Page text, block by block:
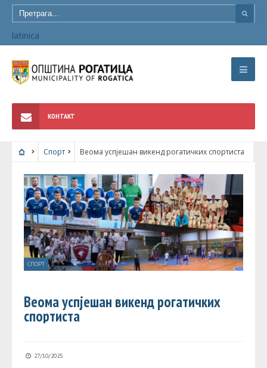
latinica
КОНТАКТ
Спорт Веома успјешан викенд рогатичких спортиста
СПОРТ
Веома успјешан викенд рогатичких
спортиста
27/10/2025